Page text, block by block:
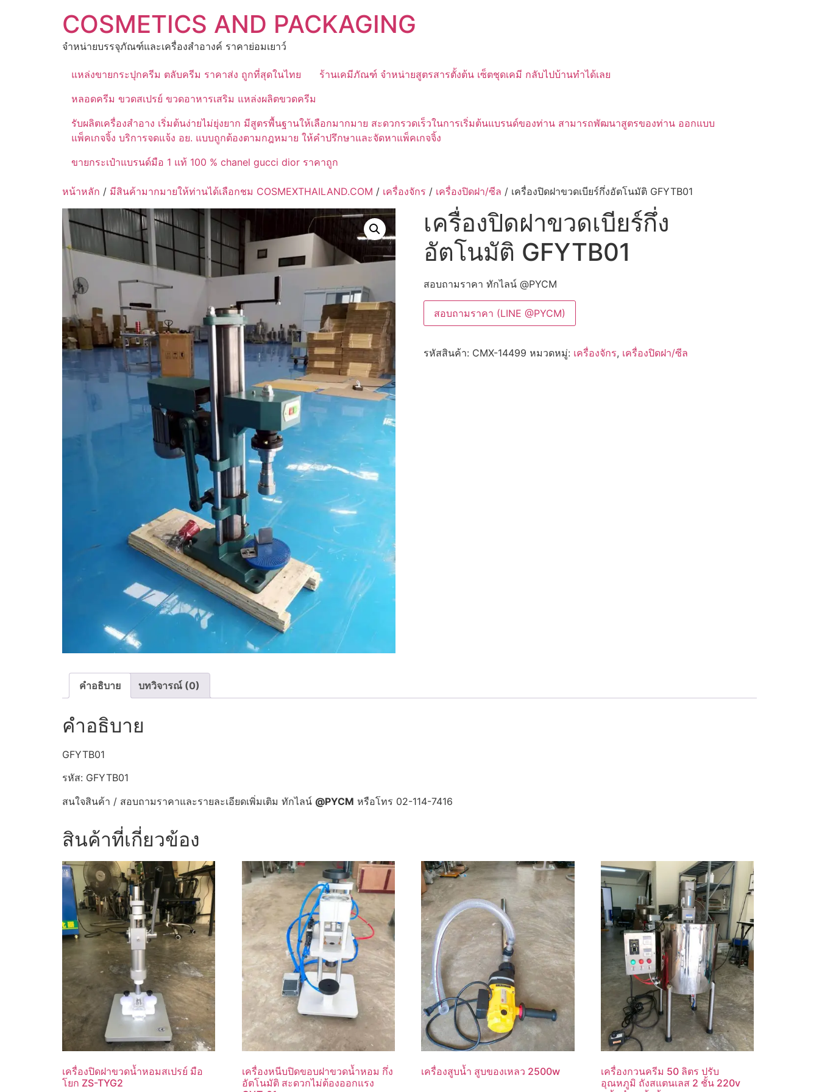
COSMETICS AND PACKAGING
จำหน่ายบรรจุภัณฑ์และเครื่องสำอางค์ ราคาย่อมเยาว์
แหล่งขายกระปุกครีม ตลับครีม ราคาส่ง ถูกที่สุดในไทย
ร้านเคมีภัณฑ์ จำหน่ายสูตรสารตั้งต้น เซ็ตชุดเคมี กลับไปบ้านทำได้เลย
หลอดครีม ขวดสเปรย์ ขวดอาหารเสริม แหล่งผลิตขวดครีม
รับผลิตเครื่องสำอาง เริ่มต้นง่ายไม่ยุ่งยาก มีสูตรพื้นฐานให้เลือกมากมาย สะดวกรวดเร็วในการเริ่มต้นแบรนด์ของท่าน สามารถพัฒนาสูตรของท่าน ออกแบบ
แพ็คเกจจิ้ง บริการจดแจ้ง อย. แบบถูกต้องตามกฎหมาย ให้คำปรึกษาและจัดหาแพ็คเกจจิ้ง
ขายกระเป๋าแบรนด์มือ 1 แท้ 100 % chanel gucci dior ราคาถูก
หน้าหลัก / มีสินค้ามากมายให้ท่านได้เลือกชม COSMEXTHAILAND.COM / เครื่องจักร / เครื่องปิดฝา/ซีล / เครื่องปิดฝาขวดเบียร์กึ่งอัตโนมัติ GFYTB01
เครื่องปิดฝาขวดเบียร์กึ่ง
อัตโนมัติ GFYTB01
สอบถามราคา ทักไลน์ @PYCM
สอบถามราคา (LINE @PYCM)
รหัสสินค้า: CMX-14499 หมวดหมู่: เครื่องจักร, เครื่องปิดฝา/ซีล
คำอธิบาย บทวิจารณ์ (0)
คำอธิบาย
GFYTB01
รหัส: GFYTB01
สนใจสินค้า / สอบถามราคาและรายละเอียดเพิ่มเติม ทักไลน์ @PYCM หรือโทร 02-114-7416
สินค้าที่เกี่ยวข้อง
เครื่องปิดฝาขวดน้ำหอมสเปรย์ มือ
โยก ZS-TYG2
เครื่องหนีบปิดขอบฝาขวดน้ำหอม กึ่ง
อัตโนมัติ สะดวกไม่ต้องออกแรง
เครื่องสูบน้ำ สูบของเหลว 2500w
เครื่องกวนครีม 50 ลิตร ปรับ
อุณหภูมิ ถังสแตนเลส 2 ชั้น 220v